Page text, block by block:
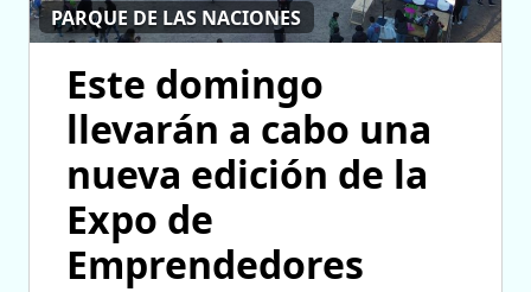
PARQUE DE LAS NACIONES
Este domingo
llevarán a cabo una
nueva edición de la
Expo de
Emprendedores